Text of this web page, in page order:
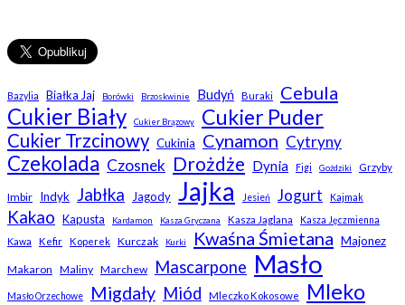
Bazylia Białka Jaj Borówki Brzoskwinie Budyń Buraki Cebula
Cukier Biały Cukier Brązowy Cukier Puder
Cukier Trzcinowy Cukinia Cynamon Cytryny
Czekolada Czosnek Drożdże Dynia Figi Goździki Grzyby
Imbir Indyk Jabłka Jagody Jajka Jesień Jogurt Kajmak
Kakao Kapusta Kardamon Kasza Gryczana Kasza Jaglana
Kasza Jęczmienna
Kawa
Kefir Koperek Kurczak Kurki Kwaśna Śmietana Majonez
Makaron Maliny Marchew Mascarpone Masło
Masło Orzechowe Migdały Miód Mleczko Kokosowe Mleko